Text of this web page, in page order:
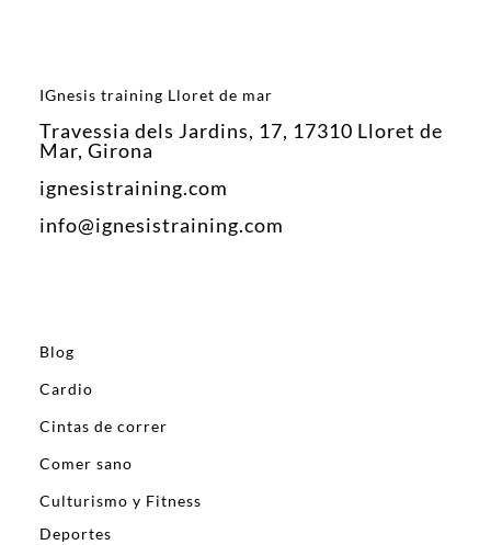
IGnesis training Lloret de mar
Travessia dels Jardins, 17, 17310 Lloret de
Mar, Girona
ignesistraining.com
info@ignesistraining.com
Blog
Cardio
Cintas de correr
Comer sano
Culturismo y Fitness
Deportes